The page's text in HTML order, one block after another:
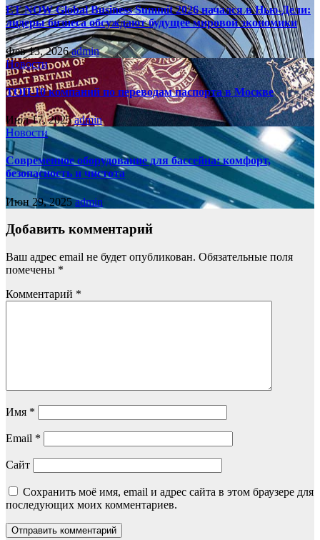
ET NOW Global Business Summit 2026 начался в Нью‑Дели:
лидеры бизнеса обсуждают будущее мировой экономики
Фев 13, 2026admin
Новости
ТОП-10 компаний по переводам паспорта в Москве
Июл 17, 2025admin
Новости
Современное оборудование для бассейна: комфорт,
безопасность и чистота
Июн 29, 2025admin
Добавить комментарий
Ваш адрес email не будет опубликован. Обязательные поля
помечены *
Комментарий *
Имя *
Email *
Сайт
Сохранить моё имя, email и адрес сайта в этом браузере для
последующих моих комментариев.